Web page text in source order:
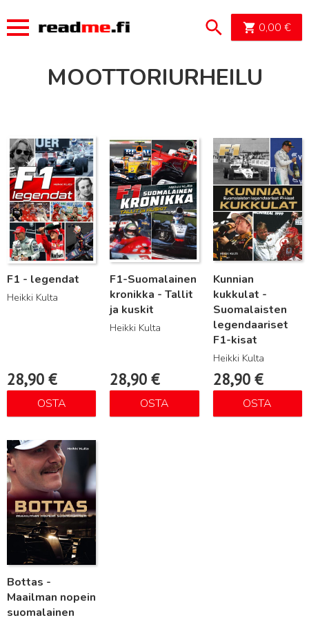
0,00 €
MOOTTORIURHEILU
F1 - legendat
Heikki Kulta
28,90 €
OSTA
Lue lisää
F1-Suomalainen
kronikka - Tallit
ja kuskit
Heikki Kulta
28,90€
OSTA
Lue lisää
Kunnian
kukkulat -
Suomalaisten
legendaariset
F1-kisat
Heikki Kulta
28,90 €
OSTA
Lue lisää
Bottas -
Maailman nopein
suomalainen
Lue lisää